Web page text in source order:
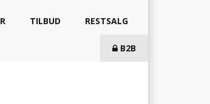
TILBUD RESTSALG
B2B